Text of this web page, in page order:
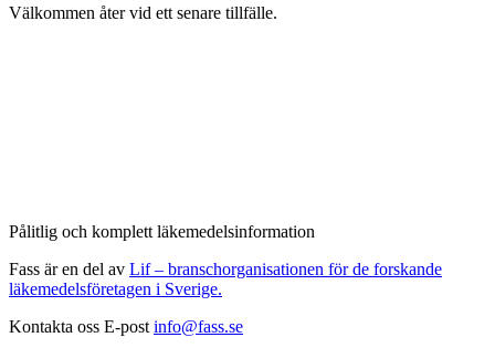
Välkommen åter vid ett senare tillfälle.
Pålitlig och komplett läkemedelsinformation
Fass är en del av Lif – branschorganisationen för de forskande
läkemedelsföretagen i Sverige.
Kontakta oss E-post info@fass.se